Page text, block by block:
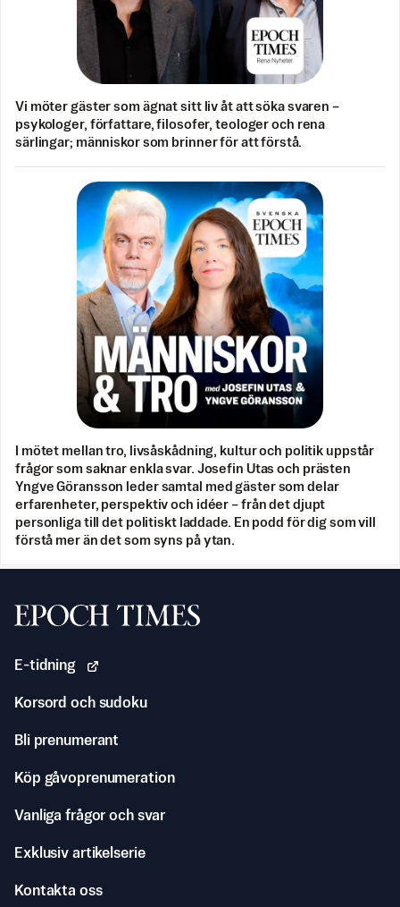
Vi möter gäster som ägnat sitt liv åt att söka svaren –
psykologer, författare, filosofer, teologer och rena
särlingar; människor som brinner för att förstå.
I mötet mellan tro, livsåskådning, kultur och politik uppstår
frågor som saknar enkla svar. Josefin Utas och prästen
Yngve Göransson leder samtal med gäster som delar
erfarenheter, perspektiv och idéer – från det djupt
personliga till det politiskt laddade. En podd för dig som vill
förstå mer än det som syns på ytan.
Svenska Epoch Times
E-tidning
Korsord och sudoku
Bli prenumerant
Köp gåvoprenumeration
Vanliga frågor och svar
Exklusiv artikelserie
Kontakta oss